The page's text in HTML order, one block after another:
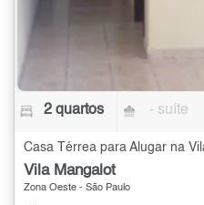
2 quartos - suíte
Vila Mangalot
Zona Oeste - São Paulo